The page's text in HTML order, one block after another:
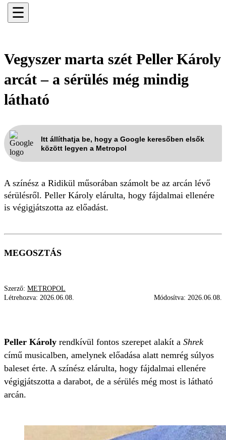
☰
Vegyszer marta szét Peller Károly
arcát – a sérülés még mindig
látható
Itt állíthatja be, hogy a Google keresőben elsők
között legyen a Metropol
A színész a Ridikül műsorában számolt be az arcán lévő
sérülésről. Peller Károly elárulta, hogy fájdalmai ellenére
is végigjátszotta az előadást.
MEGOSZTÁS
Szerző: METROPOL
Létrehozva: 2026.06.08. Módosítva: 2026.06.08.
Peller Károly rendkívül fontos szerepet alakít a Shrek
című musicalben, amelynek előadása alatt nemrég súlyos
baleset érte. A színész elárulta, hogy fájdalmai ellenére
végigjátszotta a darabot, de a sérülés még most is látható
arcán.